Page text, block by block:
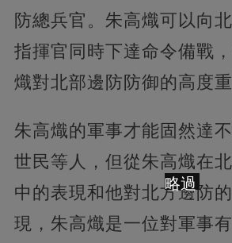
防總兵官。朱高熾可以向
指揮官同時下達命令備戰
熾對北部邊防防御的高度重
朱高熾的軍事才能固然達
世民等人，但從朱高熾在
中的表現和他對北方邊防
現，朱高熾是一位對軍事
略過